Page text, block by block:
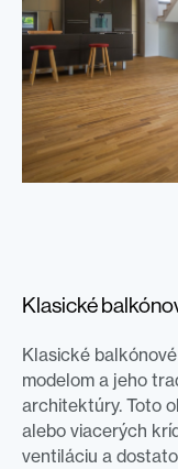
Klasické
Klasické
modelom a jeho
architektúry. Toto
alebo viacerých
ventiláciu a